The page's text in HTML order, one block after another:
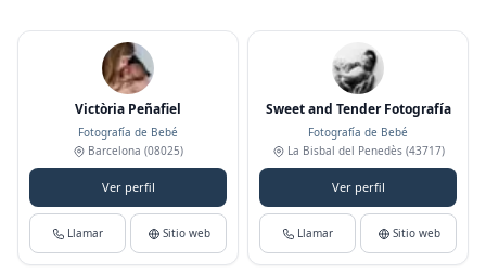
Victòria Peñafiel
Fotografía de Bebé
Barcelona (08025)
Ver perfil
Llamar Sitio web
Sweet and Tender Fotografía
Fotografía de Bebé
La Bisbal del Penedès(43717)
Ver perfil
Llamar Sitio web